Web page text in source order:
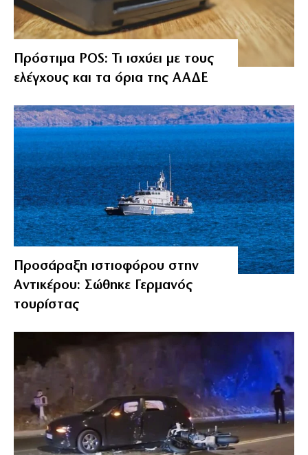
Πρόστιμα POS: Τι ισχύει με τους
ελέγχους και τα όρια της ΑΑΔΕ
Προσάραξη ιστιοφόρου στην
Αντικέρου: Σώθηκε Γερμανός
τουρίστας